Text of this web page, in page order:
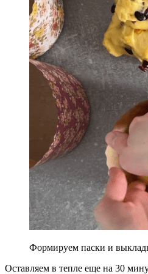
Формируем паски и
Оставляем в тепле еще на 30